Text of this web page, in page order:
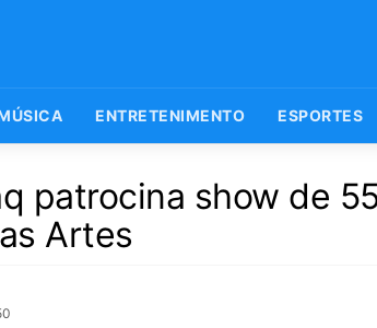
ENTRETENIMENTO ESPORTES
patrocina show de
Artes